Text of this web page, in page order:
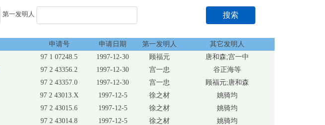
第一发明人 搜索
申请号 申请日期 第一发明人
其它发明人
97 1 07248.5 1997-12-30 顾福元
唐和森;宫一中
97 2 43356.2 1997-12-30 宫一忠
谷正海等
97 2 43357.0 1997-12-30 宫一忠
顾福元;唐和森
97 2 43013.X 1997-12-5 徐之材
姚骑均
97 2 43015.6 1997-12-5 徐之材
姚骑均
97 2 43014.8 1997-12-5 徐之材
姚骑均